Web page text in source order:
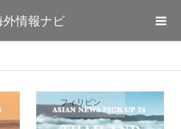
外情報ナビ
フィリピン